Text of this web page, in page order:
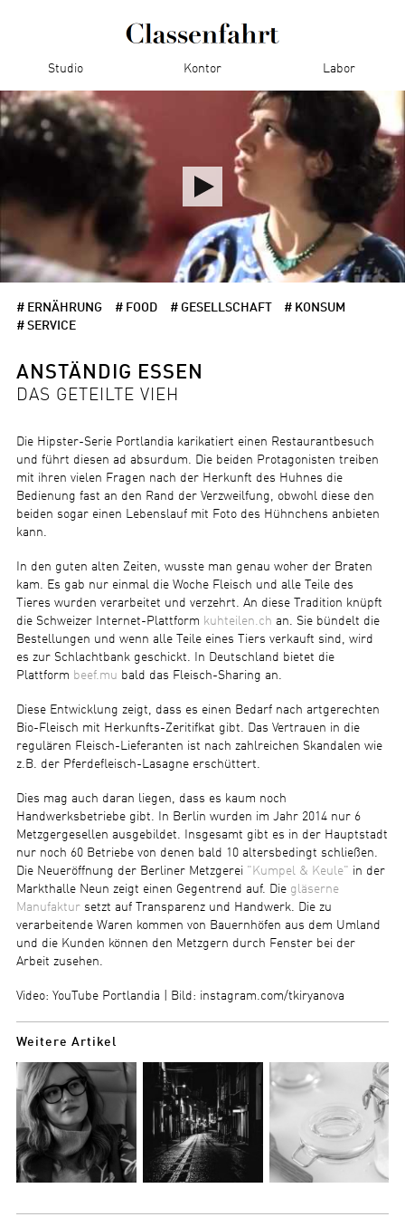
Studio Kontor Labor
# ERNÄHRUNG # FOOD # GESELLSCHAFT
# KONSUM
# SERVICE
ANSTÄNDIG ESSEN
DAS GETEILTE VIEH
Die Hipster-Serie Portlandia karikatiert einen Restaurantbesuch
und führt diesen ad absurdum. Die beiden Protagonisten treiben
mit ihren vielen Fragen nach der Herkunft des Huhnes die
Bedienung fast an den Rand der Verzweilfung, obwohl diese den
beiden sogar einen Lebenslauf mit Foto des Hühnchens anbieten
kann.
In den guten alten Zeiten, wusste man genau woher der Braten
kam. Es gab nur einmal die Woche Fleisch und alle Teile des
Tieres wurden verarbeitet und verzehrt. An diese Tradition knüpft
die Schweizer Internet-Plattform kuhteilen.ch an. Sie bündelt die
Bestellungen und wenn alle Teile eines Tiers verkauft sind, wird
es zur Schlachtbank geschickt. In Deutschland bietet die
Plattform beef.mu bald das Fleisch-Sharing an.
Diese Entwicklung zeigt, dass es einen Bedarf nach artgerechten
Bio-Fleisch mit Herkunfts-Zeritifkat gibt. Das Vertrauen in die
regulären Fleisch-Lieferanten ist nach zahlreichen Skandalen wie
z.B. der Pferdefleisch-Lasagne erschüttert.
Dies mag auch daran liegen, dass es kaum noch
Handwerksbetriebe gibt. In Berlin wurden im Jahr 2014 nur 6
Metzgergesellen ausgebildet. Insgesamt gibt es in der Hauptstadt
nur noch 60 Betriebe von denen bald 10 altersbedingt schließen.
Die Neueröffnung der Berliner Metzgerei "Kumpel & Keule" in der
Markthalle Neun zeigt einen Gegentrend auf. Die gläserne
Manufaktursetzt auf Transparenz und Handwerk. Die zu
verarbeitende Waren kommen von Bauernhöfen aus dem Umland
und die Kunden können den Metzgern durch Fenster bei der
Arbeit zusehen.
Video: YouTube Portlandia | Bild: instagram.com/tkiryanova
Weitere Artikel